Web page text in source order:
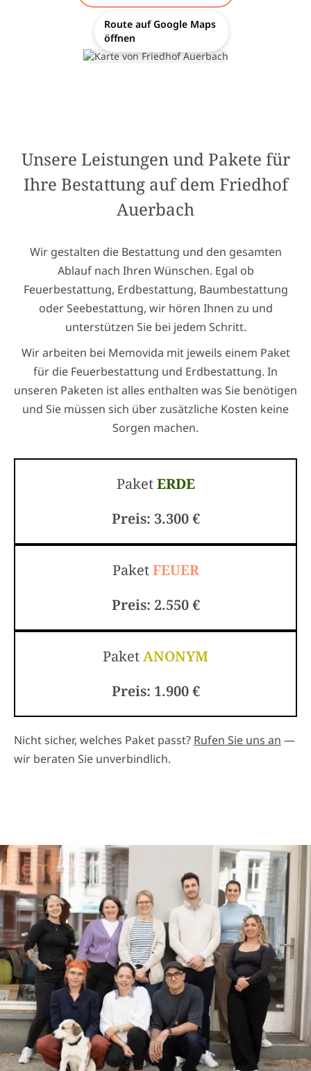
Route auf Google Maps
öffnen
Unsere Leistungen und Pakete für
Ihre Bestattung auf dem Friedhof
Auerbach
Wir gestalten die Bestattung und den gesamten
Ablauf nach Ihren Wünschen. Egal ob
Feuerbestattung, Erdbestattung, Baumbestattung
oder Seebestattung, wir hören Ihnen zu und
unterstützen Sie bei jedem Schritt.
Wir arbeiten bei Memovida mit jeweils einem Paket
für die Feuerbestattung und Erdbestattung. In
unseren Paketen ist alles enthalten was Sie benötigen
und Sie müssen sich über zusätzliche Kosten keine
Sorgen machen.
PaketERDE
Preis: 3.300 €
PaketFEUER
Preis: 2.550 €
PaketANONYM
Preis: 1.900 €
Nicht sicher, welches Paket passt? Rufen Sie uns an —
wir beraten Sie unverbindlich.